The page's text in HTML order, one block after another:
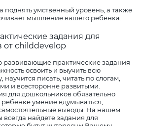
поднять умственный уровень, а также
мышление вашего ребенка.
задания для
от childdevelop
развивающие практические задания
освоить и выучить всю
писать, читать по слогам,
и всесторонне развитыми.
для дошкольников обязательно
умение вдумываться,
выводы. На нашем
найдете задания для